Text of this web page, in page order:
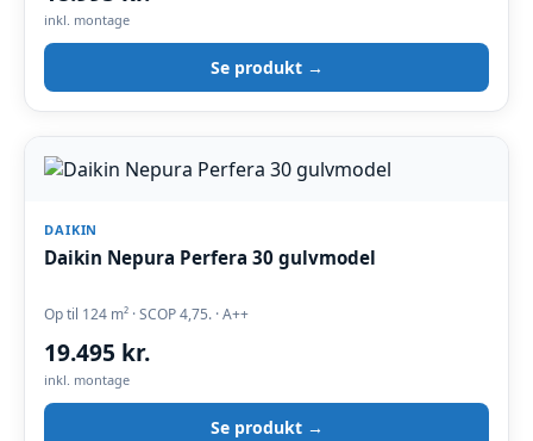
inkl. montage
Se produkt →
DAIKIN
Daikin Nepura Perfera 30 gulvmodel
Op til 124 m² · SCOP 4,75. · A++
19.495 kr.
inkl. montage
Se produkt →